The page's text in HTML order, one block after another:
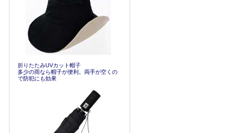
折りたたみUVカット帽子
多少の雨なら帽子が便利。両手が空くの
で防犯にも効果